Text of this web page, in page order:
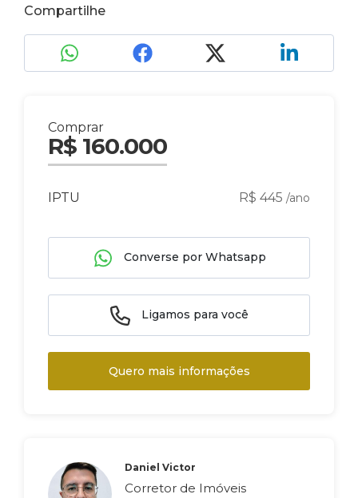
Compartilhe
Comprar
R$ 160.000
IPTU R$ 445 /ano
Converse por Whatsapp
Ligamos para você
Quero mais informações
Daniel Victor
Corretor de Imóveis